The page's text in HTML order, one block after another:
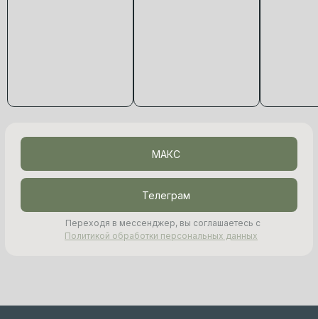
Телеграм
МАКС
Политикой обработки персональных данных
Переходя в мессенджер, вы соглашаетесь с